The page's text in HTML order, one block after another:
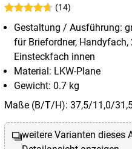
(14)
Gestaltung / Ausführung:
für Briefordner,
Einsteckfach innen
Material: LKW-Plane
Gewicht: 0.7 kg
Maße (B/T/H): 37,5/11,0/
weitere Varianten dieses